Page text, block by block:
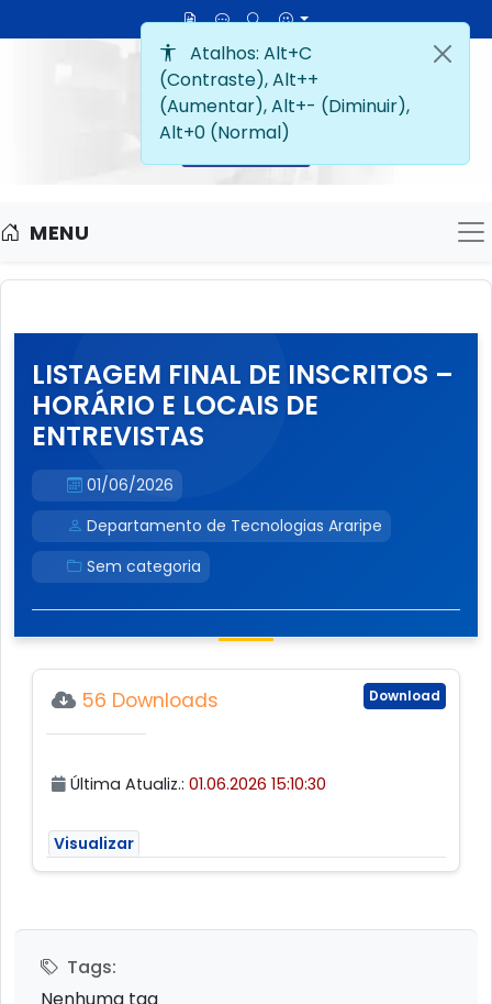
MENU
LISTAGEM FINAL DE INSCRITOS –
HORÁRIO E LOCAIS DE
ENTREVISTAS
01/06/2026
Departamento de Tecnologias Araripe
Sem categoria
Download
56 Downloads
Última Atualiz.: 01.06.2026 15:10:30
Visualizar
Tags: